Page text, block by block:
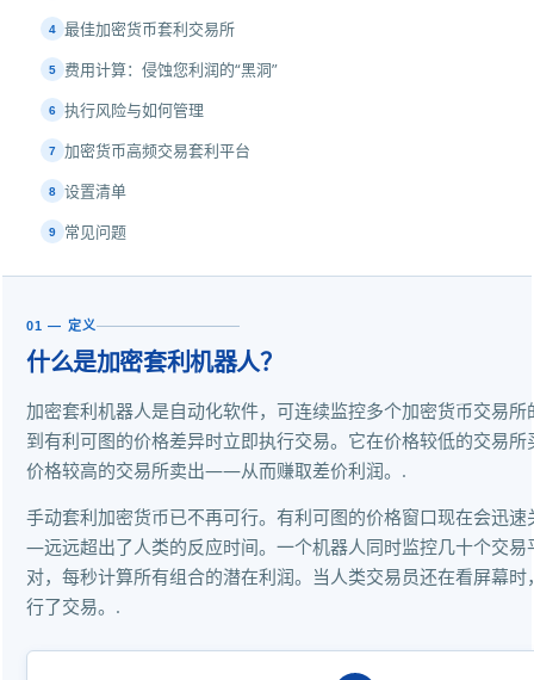
4 最佳加密货币套利交易所
5 费用计算：侵蚀您利润的“黑洞”
6 执行风险与如何管理
7 加密货币高频交易套利平台
8 设置清单
9 常见问题
01 — 定义
什么是加密套利机器人？
加密套利机器人是自动化软件，可连续监控多个加密货币交易所
到有利可图的价格差异时立即执行交易。它在价格较低的交易
价格较高的交易所卖出——从而赚取差价利润。.
手动套利加密货币已不再可行。有利可图的价格窗口现在会迅
—远远超出了人类的反应时间。一个机器人同时监控几十个交易
对，每秒计算所有组合的潜在利润。当人类交易员还在看屏幕
行了交易。.